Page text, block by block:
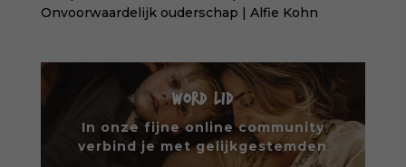
Onvoorwaardelijk ouderschap | Alfie Kohn
WORD LID
In onze fijne online community
verbind je met gelijkgestemden